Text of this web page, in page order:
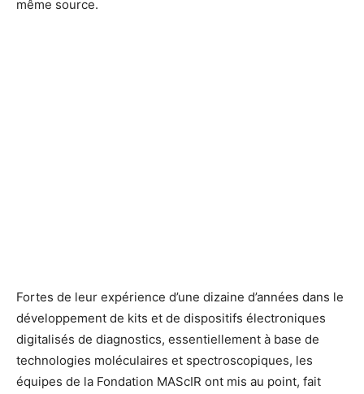
même source.
Fortes de leur expérience d’une dizaine d’années dans le
développement de kits et de dispositifs électroniques
digitalisés de diagnostics, essentiellement à base de
technologies moléculaires et spectroscopiques, les
équipes de la Fondation MAScIR ont mis au point, fait